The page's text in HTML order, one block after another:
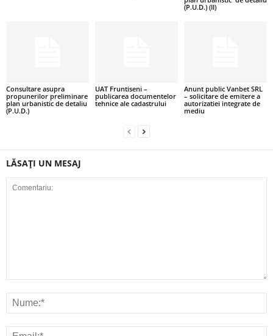
(P.U.D.) (II)
Consultare asupra
propunerilor preliminare
plan urbanistic de detaliu
(P.U.D.)
UAT Fruntiseni –
publicarea documentelor
tehnice ale cadastrului
Anunt public Vanbet SRL
– solicitare de emitere a
autorizatiei integrate de
mediu
LĂSAȚI UN MESAJ